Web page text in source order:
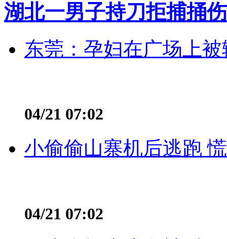
湖北一男子持刀拒捕捅
东莞：孕妇在广场上
04/21 07:02
小偷偷山寨机后逃跑
04/21 07:02